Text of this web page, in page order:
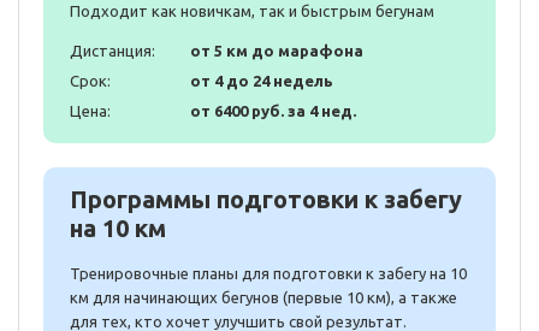
Подходит как новичкам, так и быстрым бегунам
Дистанция:
от 5 км до марафона
Срок:
от 4 до 24 недель
Цена:
от 6400 руб. за 4 нед.
Программы подготовки к забегу
на 10 км
Тренировочные планы для подготовки к забегу на 10
км для начинающих бегунов (первые 10 км), а также
для тех, кто хочет улучшить свой результат.